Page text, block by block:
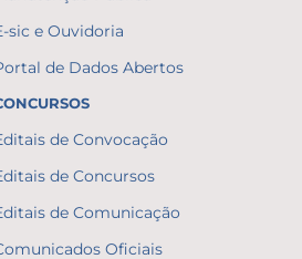
sic e Ouvidoria
de Dados Abertos
de Convocação
de Concursos
de Comunicação
Oficiais